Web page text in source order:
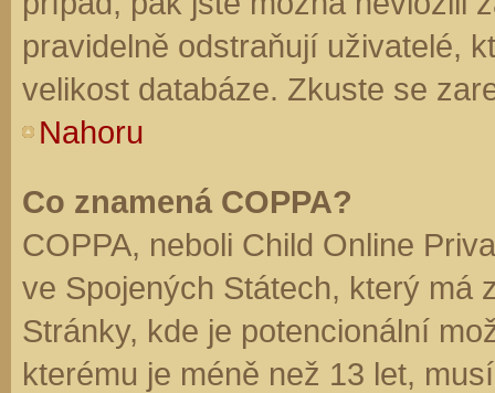
pravidelně odstraňují uživatelé,
velikost databáze. Zkuste se
Nahoru
Co znamená COPPA?
COPPA, neboli Child Online
ve Spojených Státech, který má
Stránky, kde je potencionální
kterému je méně než 13 let,